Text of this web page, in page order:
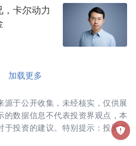
卡尔动力
加载更多
源于公开收集，未经核实，仅供展
的数据信息不代表投资界观点，本
于投资的建议。特别提示：投资有